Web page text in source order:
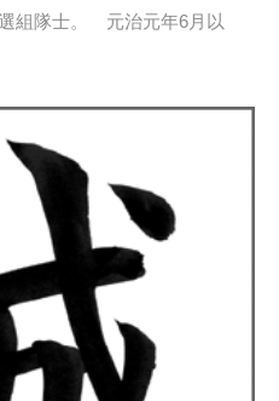
隊士。 元治元年6月以